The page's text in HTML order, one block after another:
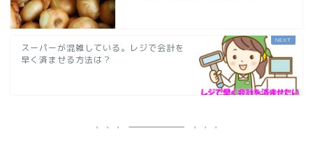
スーパーが混雑している。レジで会計を
早く済ませる方法は？